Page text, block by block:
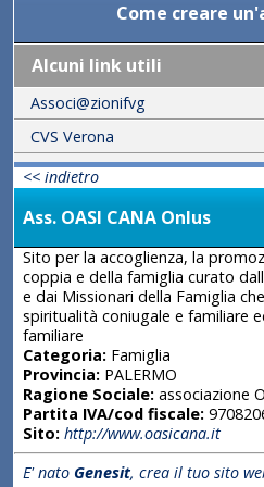
Come creare
Alcuni link utili
Associ@zionifvg
CVS Verona
<< indietro
Ass. OASI CANA Onlus
Sito per la accoglienza, la
coppia e della famiglia curato
e dai Missionari della Famiglia
spiritualità coniugale e familiare
familiare
Categoria:Famiglia
Provincia:PALERMO
Ragione Sociale:associazione
Partita IVA/cod fiscale:
Sito: http://www.oasicana.it
E' nato Genesit, crea il tuo sito